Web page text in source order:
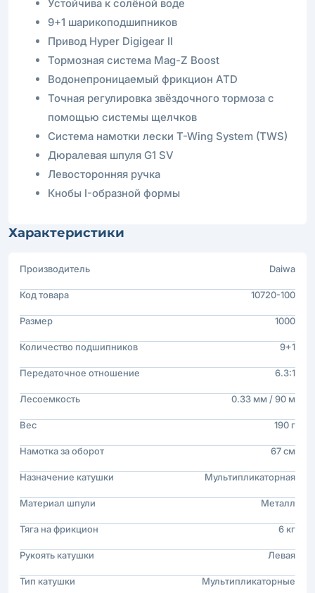
Устойчива к солёной воде
9+1 шарикоподшипников
Привод Hyper Digigear II
Тормозная система Mag-Z Boost
Водонепроницаемый фрикцион ATD
Точная регулировка звёздочного тормоза с
помощью системы щелчков
Система намотки лески T-Wing System (TWS)
Дюралевая шпуля G1 SV
Левосторонняя ручка
Кнобы I-образной формы
Характеристики
Производитель Daiwa
Код товара 10720-100
Размер 1000
Количество подшипников 9+1
Передаточное отношение 6.3:1
Лесоемкость 0.33 мм / 90 м
Вес 190 г
Намотка за оборот 67 см
Назначение катушки Мультипликаторная
Материал шпули Металл
Тяга на фрикцион 6 кг
Рукоять катушки Левая
Тип катушки Мультипликаторные